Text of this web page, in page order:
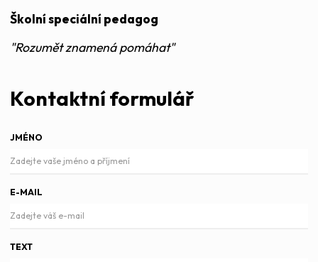
Školní speciální pedagog
"Rozumět znamená pomáhat"
Kontaktní formulář
JMÉNO
E-MAIL
TEXT